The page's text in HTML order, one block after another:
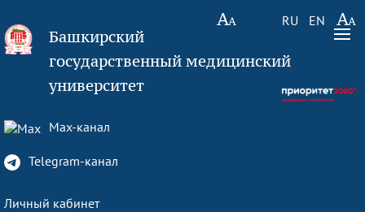
RU EN
Башкирский
государственный медицинский
университет
Max-канал
Telegram-канал
Личный кабинет